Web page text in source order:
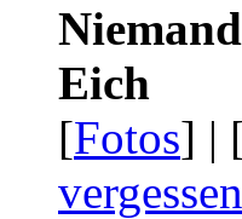
Eich
[Fotos] |